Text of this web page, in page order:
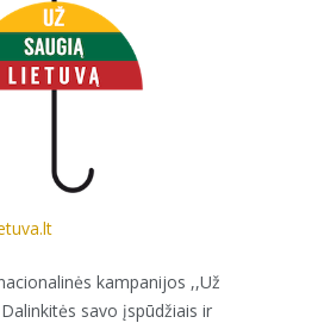
kampanijos ,,Už
savo įspūdžiais ir